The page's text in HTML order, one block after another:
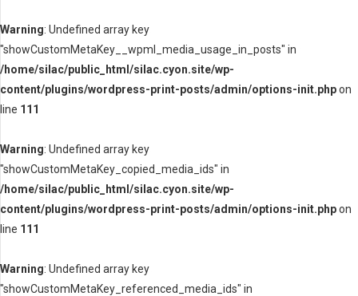
Warning: Undefined array key
"showCustomMetaKey__wpml_media_usage_in_posts" in
/home/silac/public_html/silac.cyon.site/wp-
content/plugins/wordpress-print-posts/admin/options-init.phpon
line 111
Warning: Undefined array key
"showCustomMetaKey_copied_media_ids" in
/home/silac/public_html/silac.cyon.site/wp-
content/plugins/wordpress-print-posts/admin/options-init.phpon
line 111
Warning: Undefined array key
"showCustomMetaKey_referenced_media_ids" in